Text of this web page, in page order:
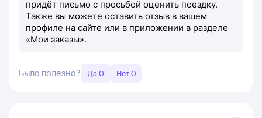
придёт письмо с просьбой оценить поездку.
Также вы можете оставить отзыв в вашем
профиле на сайте или в приложении в разделе
«Мои заказы».
Было полезно? Да 0 Нет 0